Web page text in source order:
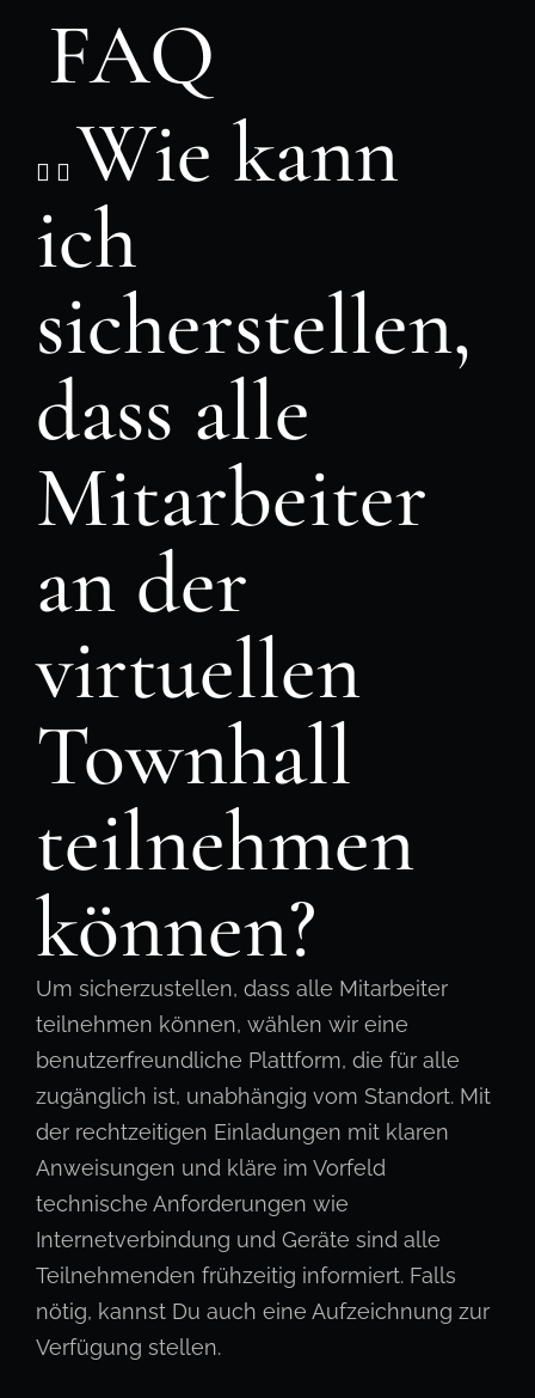
FAQ
Wie kann
ich
sicherstellen,
dass alle
Mitarbeiter
an der
virtuellen
Townhall
teilnehmen
können?
Um sicherzustellen, dass alle Mitarbeiter
teilnehmen können, wählen wir eine
benutzerfreundliche Plattform, die für alle
zugänglich ist, unabhängig vom Standort. Mit
der rechtzeitigen Einladungen mit klaren
Anweisungen und kläre im Vorfeld
technische Anforderungen wie
Internetverbindung und Geräte sind alle
Teilnehmenden frühzeitig informiert. Falls
nötig, kannst Du auch eine Aufzeichnung zur
Verfügung stellen.